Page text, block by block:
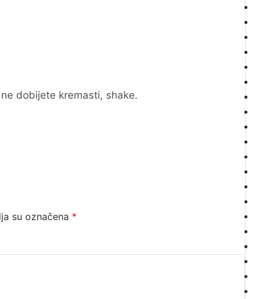
dobijete kremasti, shake.
su označena *